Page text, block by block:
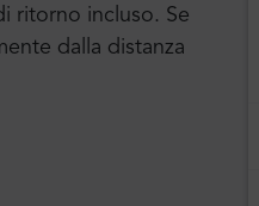
ritorno incluso. Se
dalla distanza